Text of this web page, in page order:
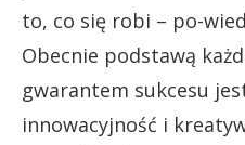
to, co się robi – po-
Obecnie podstawą
gwarantem sukcesu
innowacyjność i